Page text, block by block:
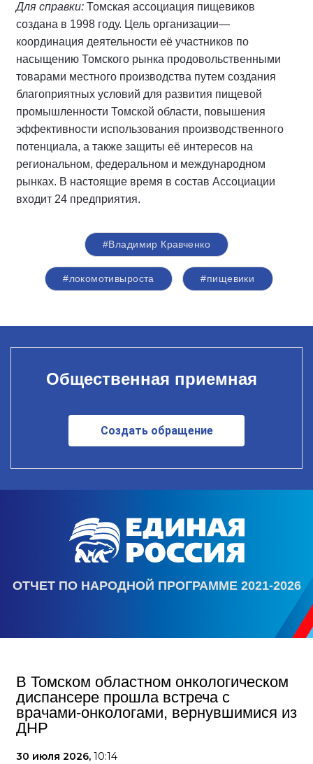
Для справки: Томская ассоциация пищевиков
создана в 1998 году. Цель организации—
координация деятельности её участников по
насыщению Томского рынка продовольственными
товарами местного производства путем создания
благоприятных условий для развития пищевой
промышленности Томской области, повышения
эффективности использования производственного
потенциала, а также защиты её интересов на
региональном, федеральном и международном
рынках. В настоящие время в состав Ассоциации
входит 24 предприятия.
#Владимир Кравченко
#локомотивыроста #пищевики
Общественная приемная
Создать обращение
ОТЧЕТ ПО НАРОДНОЙ ПРОГРАММЕ 2021-2026
В Томском областном онкологическом
диспансере прошла встреча с
врачами-онкологами, вернувшимися из
ДНР
30 июля 2026, 10:14